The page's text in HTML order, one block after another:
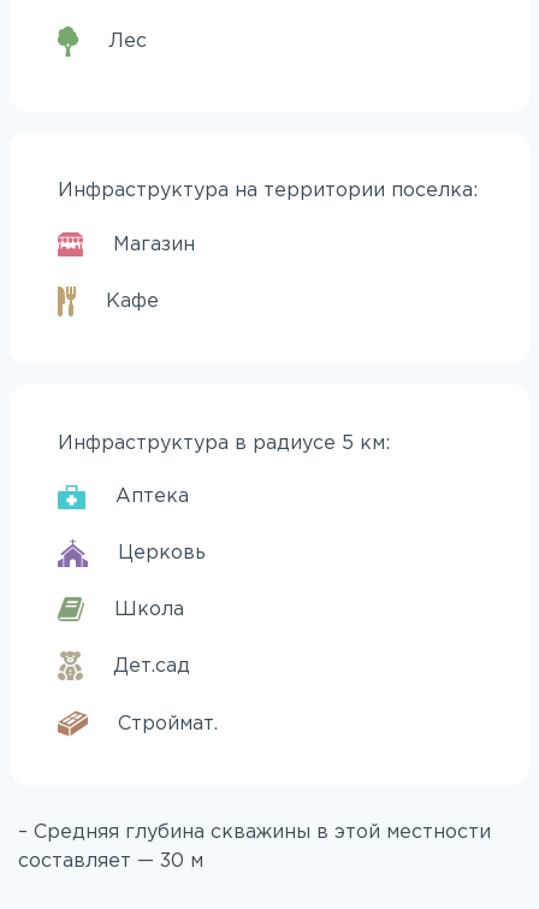
Лес
Инфраструктура на территории поселка:
Магазин
Кафе
Инфраструктура в радиусе 5 км:
Аптека
Церковь
Школа
Дет.сад
Строймат.
– Средняя глубина скважины в этой местности
составляет — 30 м